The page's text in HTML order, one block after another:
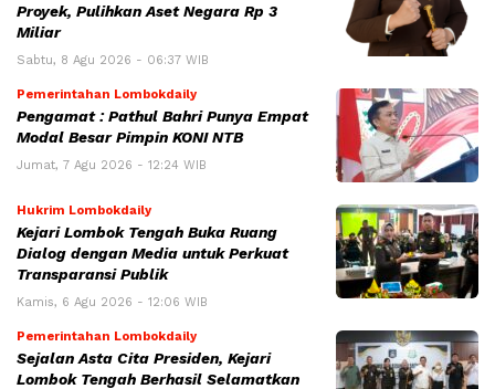
Proyek, Pulihkan Aset Negara Rp 3
Miliar
Sabtu, 8 Agu 2026 - 06:37 WIB
Pemerintahan Lombokdaily
Pengamat : Pathul Bahri Punya Empat
Modal Besar Pimpin KONI NTB
Jumat, 7 Agu 2026 - 12:24 WIB
Hukrim Lombokdaily
Kejari Lombok Tengah Buka Ruang
Dialog dengan Media untuk Perkuat
Transparansi Publik
Kamis, 6 Agu 2026 - 12:06 WIB
Pemerintahan Lombokdaily
Sejalan Asta Cita Presiden, Kejari
Lombok Tengah Berhasil Selamatkan